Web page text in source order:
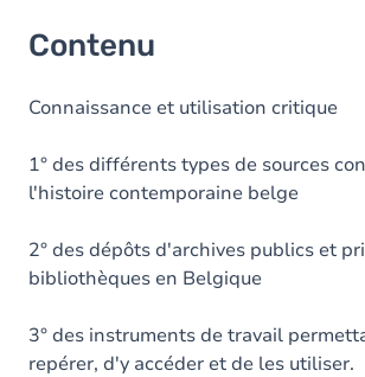
Contenu
Connaissance et utilisation critique
1° des différents types de sources
l'histoire contemporaine belge
2° des dépôts d'archives publics et
bibliothèques en Belgique
3° des instruments de travail
repérer, d'y accéder et de les utiliser.